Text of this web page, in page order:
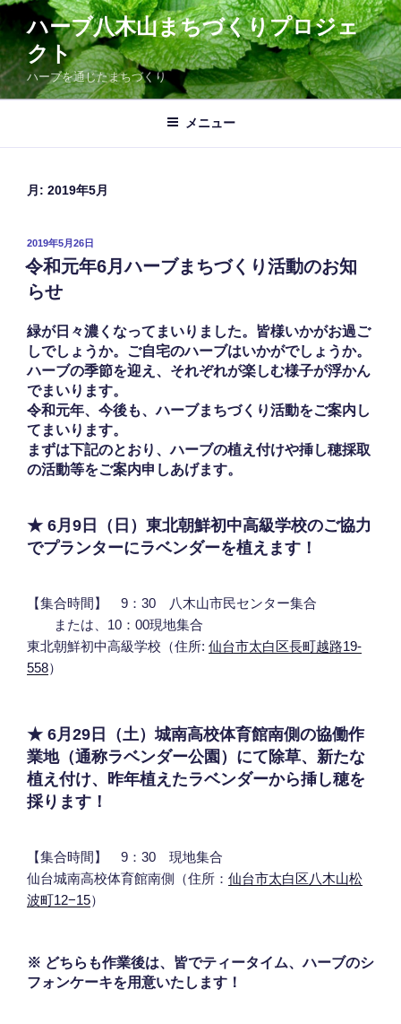
コ
ン
テ
ン
ツ
ハーブ八木山まちづくりプロジェ
クト
ハーブを通じたまちづくり
メニュー
月: 2019年5月
投
稿
日:
2019年5月26日
令和元年6月ハーブまちづくり活動のお知
らせ
緑が日々濃くなってまいりました。皆様いかがお過ご
しでしょうか。ご自宅のハーブはいかがでしょうか。
ハーブの季節を迎え、それぞれが楽しむ様子が浮かん
でまいります。
令和元年、今後も、ハーブまちづくり活動をご案内し
てまいります。
まずは下記のとおり、ハーブの植え付けや挿し穂採取
の活動等をご案内申しあげます。
★ 6月9日（日）東北朝鮮初中高級学校のご協力
でプランターにラベンダーを植えます！
【集合時間】 9：30 八木山市民センター集合
または、10：00現地集合
東北朝鮮初中高級学校（住所: 仙台市太白区長町越路19-
558）
★ 6月29日（土）城南高校体育館南側の協働作
業地（通称ラベンダー公園）にて除草、新たな
植え付け、昨年植えたラベンダーから挿し穂を
採ります！
【集合時間】 9：30 現地集合
仙台城南高校体育館南側（住所： 仙台市太白区八木山松
波町12−15）
※ どちらも作業後は、皆でティータイム、ハーブのシ
フォンケーキを用意いたします！